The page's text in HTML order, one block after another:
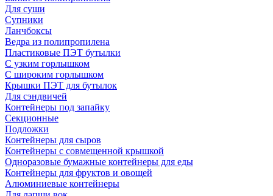
Для суши
Супники
Ланчбоксы
Ведра из полипропилена
Пластиковые ПЭТ бутылки
С узким горлышком
С широким горлышком
Крышки ПЭТ для бутылок
Для сэндвичей
Контейнеры под запайку
Секционные
Подложки
Контейнеры для сыров
Контейнеры с совмещенной крышкой
Одноразовые бумажные контейнеры для еды
Контейнеры для фруктов и овощей
Алюминиевые контейнеры